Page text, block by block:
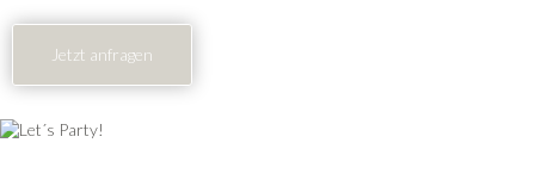
Jetzt anfragen